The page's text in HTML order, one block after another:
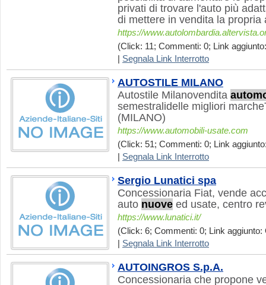
privati di trovare l'auto più
di mettere in vendita la propria
https://
(Click: 11; Commenti: 0; Link
Segnala Link Interrotto
AUTOSTILE MILANO
Autostile Milanovendita
semestralidelle migliori
(MILANO)
https://www.automobili-usate.com
(Click: 51; Commenti: 0; Link
Segnala Link Interrotto
Sergio Lunatici spa
Concessionaria Fiat, vende
auto nuove ed usate, centro
https://www.lunatici.it/
(Click: 6; Commenti: 0; Link aggiunto:
Segnala Link Interrotto
AUTOINGROS S.p.A.
Concessionaria che propone